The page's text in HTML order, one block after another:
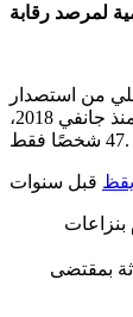
من استصدار
قرار من مجـلس الاتـحاد الأوروبـي بحذف اسمه من قائمة رموز النظام السابق وأفراد عائلة بن علي المعنيين بتجميد أموالهم الموجودة في بنوك دول الاتحاد الأوروبي، وعددهم 48 شخصًا أصبحوا منذ جانفي 2018،
47 شخصًا فقط.
الــمكلف الــعام بنزاعات
بمقتضى